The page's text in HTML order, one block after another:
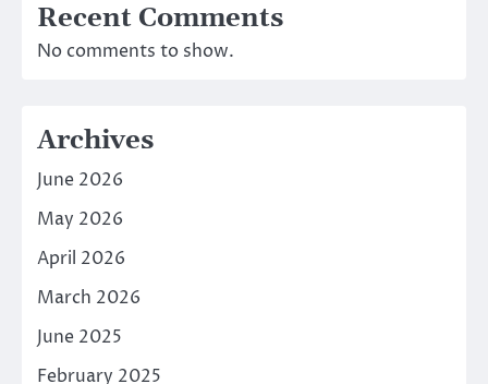
Recent Comments
No comments to show.
Archives
June 2026
May 2026
April 2026
March 2026
June 2025
February 2025